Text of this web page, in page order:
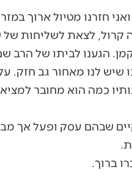
חזרנו מטיול ארוך
קרול, לצאת לשליחות של
הגענו לביתו של הרב
לנו מאחור גב חזק.
כמה הוא מחובר
שבהם עסק ופעל אך
ברוך.